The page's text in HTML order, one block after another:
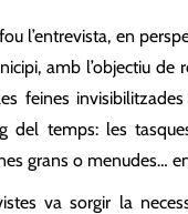
l’entrevista, en
amb l’objectiu de
feines
del temps: les
grans o menudes…
va sorgir la